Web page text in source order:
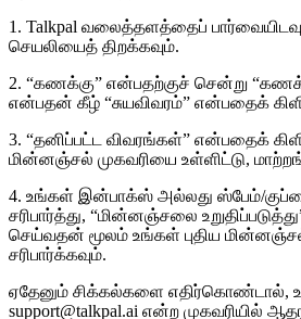
1. Talkpal வலைத்தளத்தைப்
செயலியைத் திறக்கவும்.
2. “கணக்கு” என்பதற்குச் சென்று
என்பதன் கீழ் “சுயவிவரம்” என்பதைக்
3. “தனிப்பட்ட விவரங்கள்” என்பதைக்
மின்னஞ்சல் முகவரியை உள்ளிட்டு,
4. உங்கள் இன்பாக்ஸ் அல்லது ஸ்பேம்/
சரிபார்த்து, “மின்னஞ்சலை
செய்வதன் மூலம் உங்கள் புதிய
சரிபார்க்கவும்.
ஏதேனும் சிக்கல்களை எதிர்கொண்டால்,
support@talkpal.ai என்ற முகவரியில்